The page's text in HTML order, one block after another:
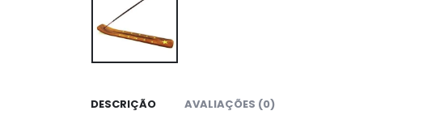
DESCRIÇÃO AVALIAÇÕES (0)